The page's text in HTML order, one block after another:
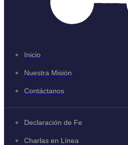
Inicio
Nuestra Misión
Contáctanos
Declaración de Fe
Charlas en Línea